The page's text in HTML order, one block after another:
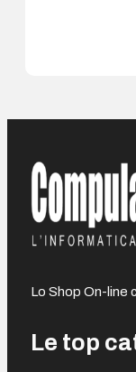
Lo Shop On-line
Le top